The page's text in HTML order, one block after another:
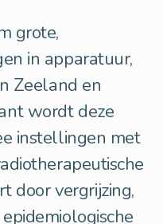
grote,
in apparatuur,
Zeeland en
wordt deze
instellingen met
door vergrijzing,